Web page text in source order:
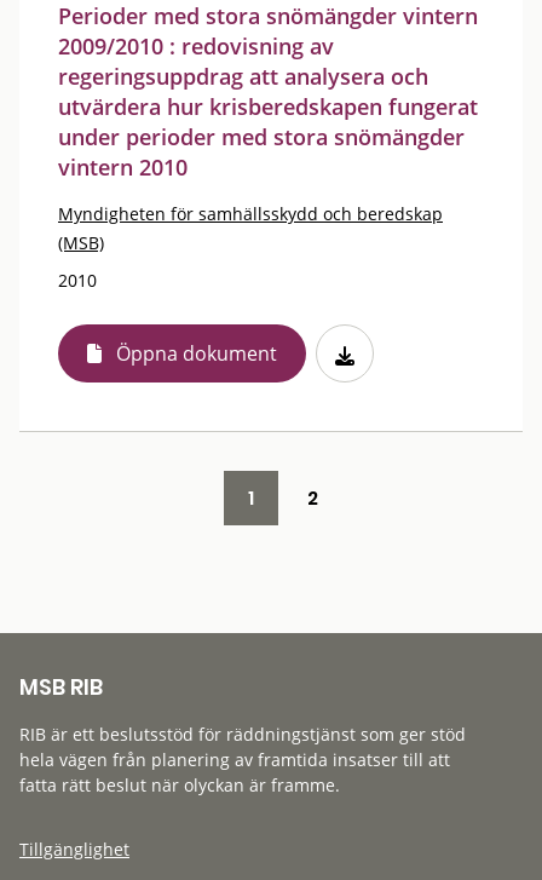
Perioder med stora snömängder vintern
2009/2010 : redovisning av
regeringsuppdrag att analysera och
utvärdera hur krisberedskapen fungerat
under perioder med stora snömängder
vintern 2010
Myndigheten för samhällsskydd och beredskap
(MSB)
2010
Öppna dokument
1 2
MSB RIB
RIB är ett beslutsstöd för räddningstjänst som ger stöd
hela vägen från planering av framtida insatser till att
fatta rätt beslut när olyckan är framme.
Tillgänglighet